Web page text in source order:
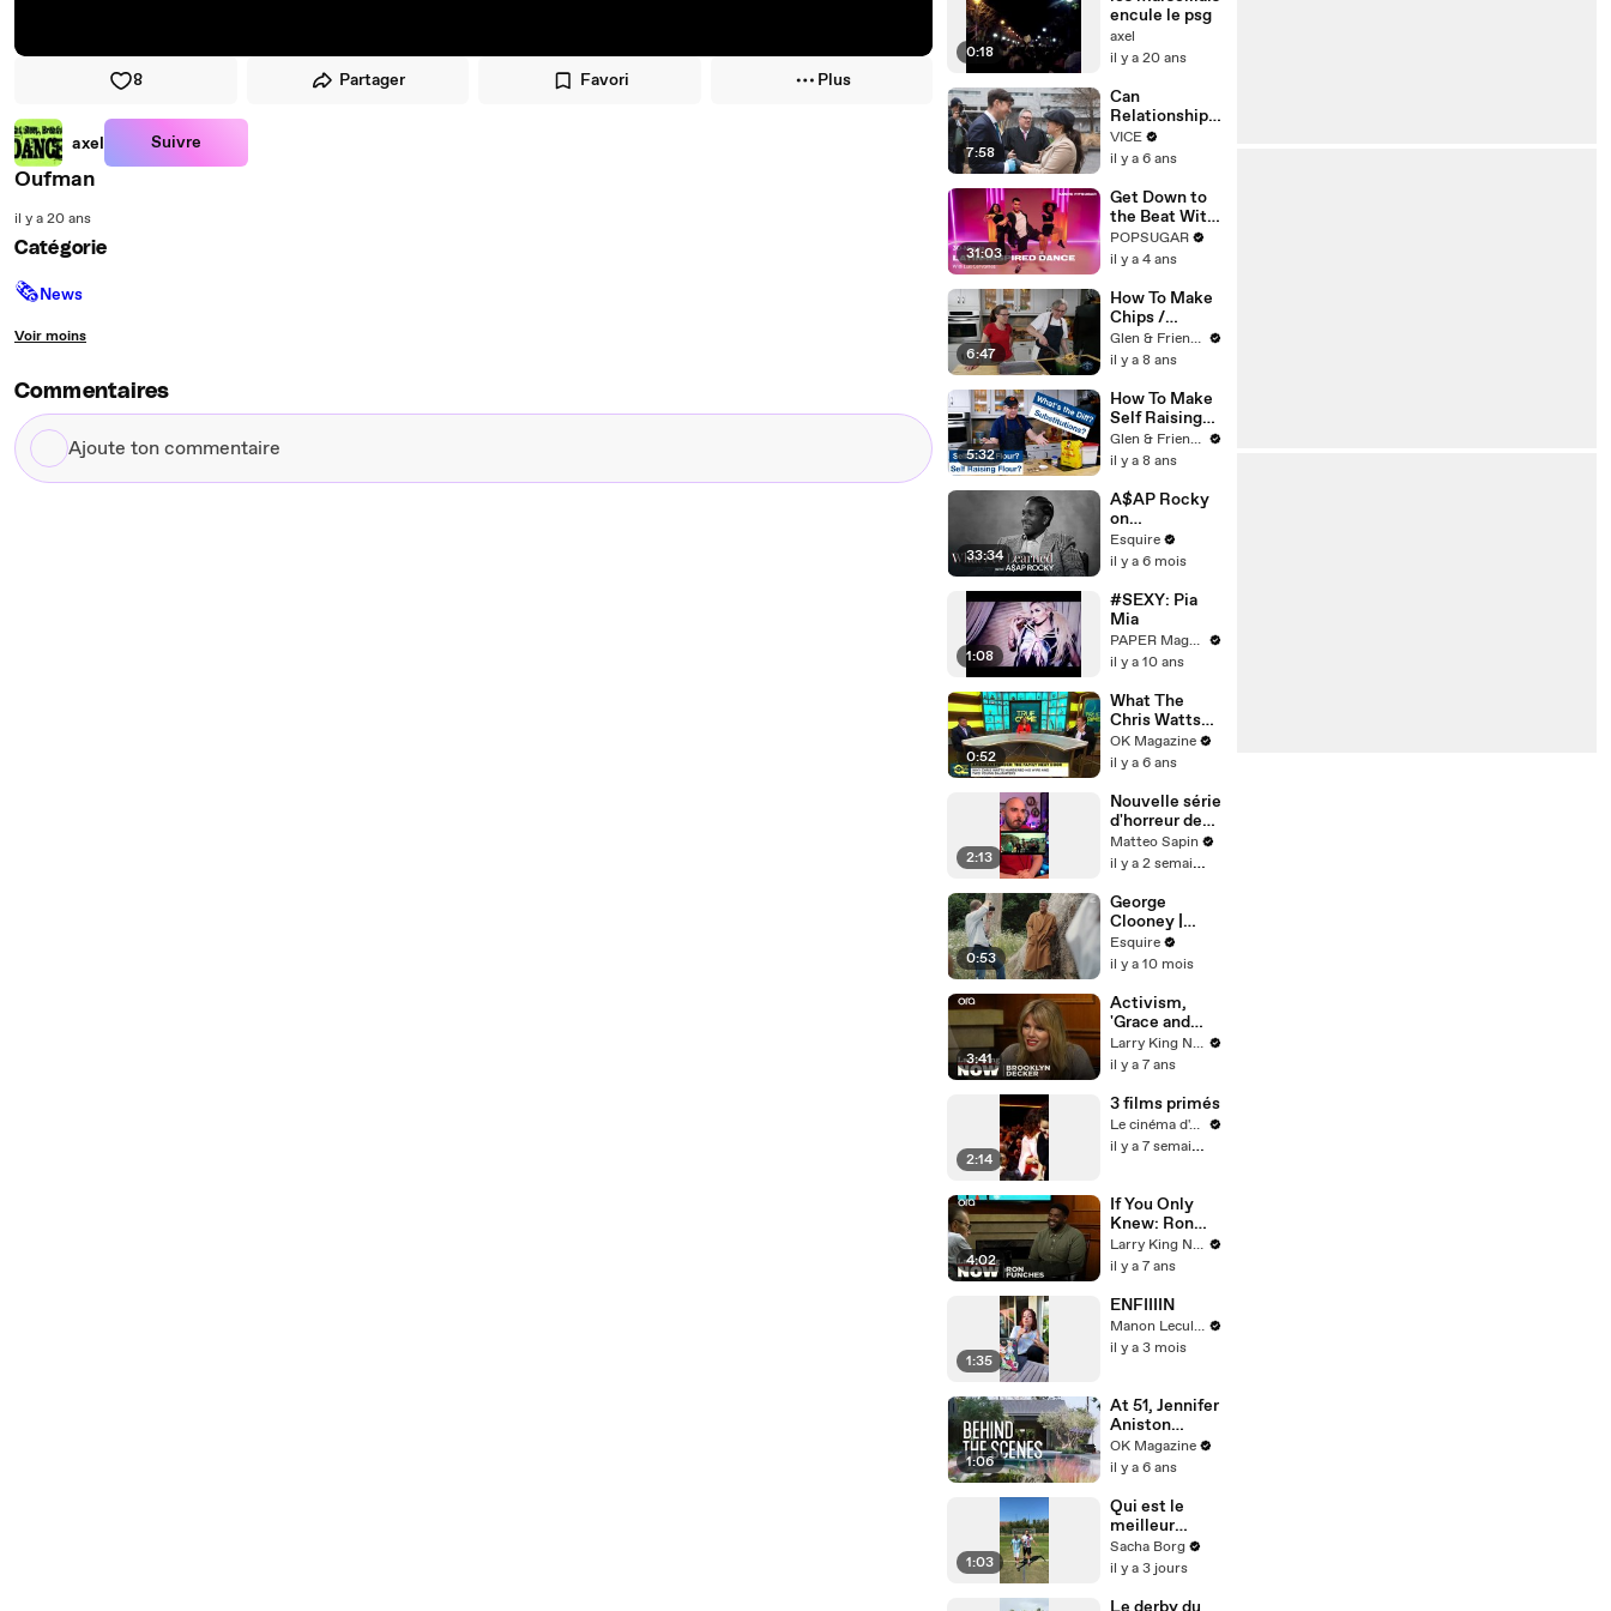
8 Partager Favori Plus
axel Suivre
Oufman
il y a 20 ans
Catégorie
🗞News
Voir moins
Commentaires
Ajoute
ton
0:18
encule le psg
axel
il y a 20 ans
7:58
Can
Relationships
Survive a
Global
VICE
il y a 6 ans
31:03
Get Down to
the Beat With
This 30-
Minute Latin-
Dance Cardio
Routine
POPSUGAR
il y a 4 ans
6:47
How To Make
Chips /
French Fries /
Frites
Glen & Friends Cooking Food
il y a 8 ans
5:32
How To Make
Self Raising
Vs. Self Rising
Flour - What
Glen & Friends Cooking Food
il y a 8 ans
33:34
A$AP Rocky
on
Fatherhood,
Faith, and
Modern
Renaissance
Man | What
I’ve Learned |
Esquire
Esquire
il y a 6 mois
1:08
#SEXY: Pia
Mia
PAPER Magazine
il y a 10 ans
0:52
What The
Chris Watts
Documentary
Uncovered:
On ‘Dr. Oz’
Has Theories
OK Magazine
il y a 6 ans
2:13
Nouvelle série
d'horreur de
Netflix
Matteo Sapin
il y a 2 semaines
0:53
George
Clooney |
Cover Shoot
BTS | Esquire
Esquire
il y a 10 mois
3:41
Activism,
'Grace and
Frankie',
playing
Brooklyn
Decker
answers your
social media
Larry King Now on Ora.TV
il y a 7 ans
2:14
3 films primés
Le cinéma d'Amaury
il y a 7 semaines
4:02
If You Only
Knew: Ron
Funches
Larry King Now on Ora.TV
il y a 7 ans
1:35
ENFIIIIN
Manon Leculnu
il y a 3 mois
1:06
At 51, Jennifer
Aniston
Looks
Flawless! See
Her Toned
Tummy:
Photos
OK Magazine
il y a 6 ans
1:03
Qui est le
meilleur
présentateur
?
Sacha Borg
il y a 3 jours